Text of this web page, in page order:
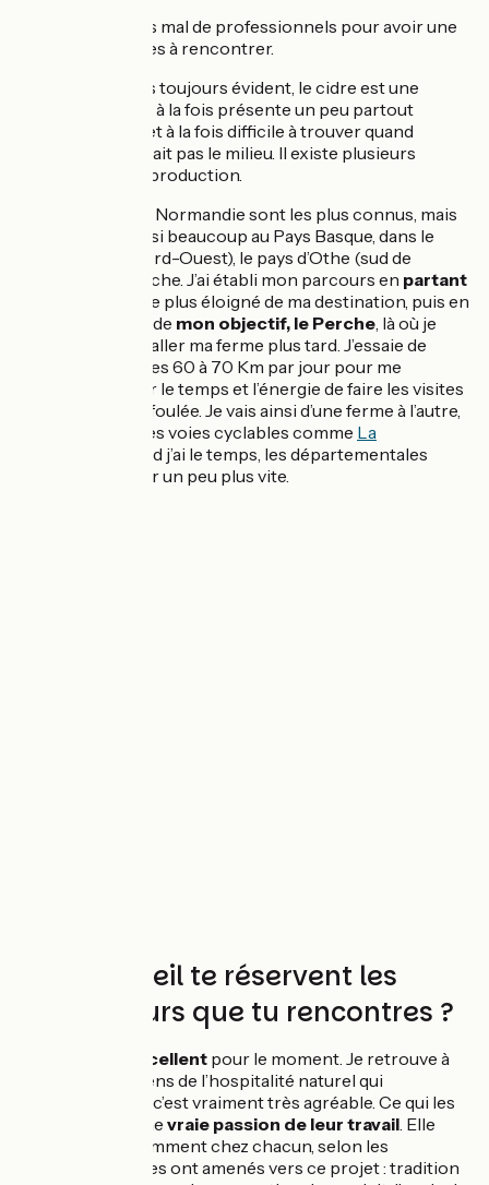
J’ai démarché pas mal de professionnels pour avoir une
liste de personnes à rencontrer.
Ce n’est pas toujours évident, le cidre est une
production à la fois présente un peu partout
en France et à la fois difficile à trouver quand
on ne connait pas le milieu. Il existe plusieurs
bassins de production.
La Bretagne et la Normandie sont les plus connus, mais
on en trouve aussi beaucoup au Pays Basque, dans le
Pays de Bray (Nord-Ouest), le pays d’Othe (sud de
Troyes), et le Perche. J’ai établi mon parcours en partant
, le point le plus éloigné de ma destination, puis en
me rapprochant de mon objectif, le Perche, là où je
souhaiterais installer ma ferme plus tard. J’essaie de
tourner autour des 60 à 70 Km par jour pour me
permettre d’avoir le temps et l’énergie de faire les visites
de ferme dans la foulée. Je vais ainsi d’une ferme à l’autre,
en empruntant les voies cyclables comme La
quand j’ai le temps, les départementales
quand je dois aller un peu plus vite.
Quel accueil te réservent les
producteurs que tu rencontres ?
accueil est excellent pour le moment. Je retrouve à
chaque fois un sens de l’hospitalité naturel qui
m’impressionne, c’est vraiment très agréable. Ce qui les
rassemble est une vraie passion de leur travail. Elle
s’exprime différemment chez chacun, selon les
motivations qui les ont amenés vers ce projet : tradition